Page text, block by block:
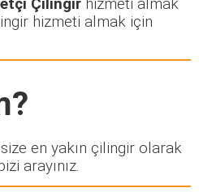
Çilingir hizmeti almak
hizmeti almak için
en yakın çilingir olarak
arayınız.